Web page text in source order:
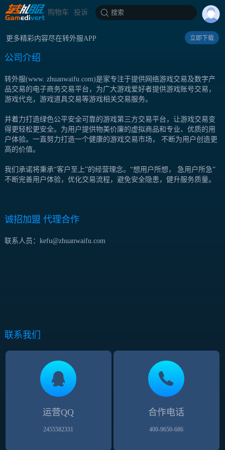
购物车 投诉 搜索
更多精彩内容尽在转外服APP 立即下载
公司介绍
转外服(www. zhuanwaifu.com)是家专注于提供网络游戏交易及数字产
品交易的电子商务交易平台，为广大游戏爱好者提供游戏账号交易，
游戏代充，游戏道具交易等游戏相关交易服务。
并着力打造绿色公平安全可靠的游戏第三方交易平台，让游戏交易变
得更轻松更安全。为用户提供物美价廉的虚拟商品和专业、优质的用
户体验。一直努力打造一个健康的游戏交易市场， 不断为用户创造更
高的价值。
我们承诺将秉承“客户至上”的经营理念。“想用户所想， 急用户所急”
不断完善用户体验，优化交易流程，避免安全隐患，健升服务质量。
诚招加盟 代理合作
联系人员：kefu@zhuanwaifu.com
联系我们
运营QQ
2455582331
合作电话
400-9650-686